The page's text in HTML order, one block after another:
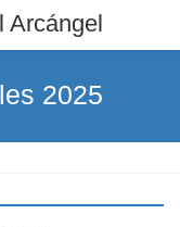
Arcángel
2025